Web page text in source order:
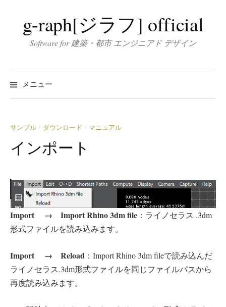
ス
キ
プ
g-raph[ジラフ] official
Software for 建築・都市 エンジニアド デザイン
メニュー
サンプル / ダウンロード / マニュアル
インポート
Import → Import Rhino 3dm file ：ライノセラス .3dm
形式ファイルを読み込みます。
Import → Reload ：Import Rhino 3dm fileで読み込んだ
ライノセラス.3dm形式ファイルを同じファイルパスから
再度読み込みます。